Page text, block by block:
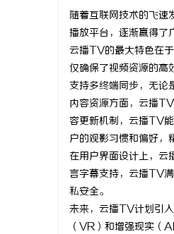
随着互联网技术的飞
播放平台，逐渐赢得了
云播TV的最大特色在
仅确保了视频资源的高
支持多终端同步，无论
内容资源方面，云播
容更新机制，云播TV
户的观影习惯和偏好，
在用户界面设计上，云
言字幕支持，云播TV
私安全。
未来，云播TV计划引
（VR）和增强现实（